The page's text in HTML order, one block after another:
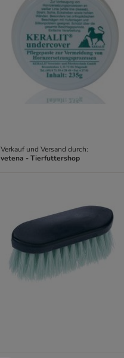
Verkauf und Versand durch:
vetena - Tierfuttershop